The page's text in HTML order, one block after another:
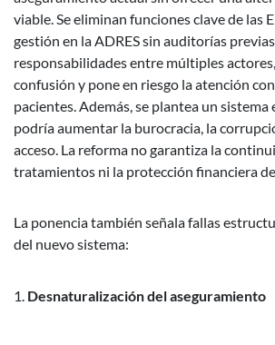
viable. Se eliminan funciones clave de las
gestión en la ADRES sin auditorías
responsabilidades entre múltiples
confusión y pone en riesgo la atención
pacientes. Además, se plantea un
podría aumentar la burocracia, la
acceso. La reforma no garantiza la
tratamientos ni la protección financiera
La ponencia también señala fallas
del nuevo sistema:
Desnaturalización del aseguramiento